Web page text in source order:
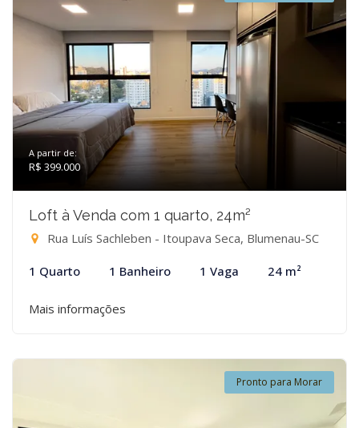
A partir de:
R$ 399.000
Loft à Venda com 1 quarto, 24m²
Rua Luís Sachleben - Itoupava Seca, Blumenau-SC
1 Quarto 1 Banheiro 1 Vaga 24 m²
Mais informações
Pronto para Morar